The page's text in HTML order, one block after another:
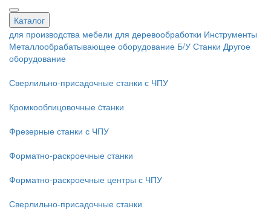
Каталог
для производства мебели для деревообработки Инструменты
Металлообрабатывающее оборудование Б/У Станки Другое
оборудование
Сверлильно-присадочные станки с ЧПУ
Кромкооблицовочные cтанки
Фрезерные станки с ЧПУ
Форматно-раскроечные станки
Форматно-раскроечные центры с ЧПУ
Сверлильно-присадочные станки